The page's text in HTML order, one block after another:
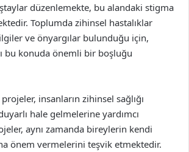
düzenlemekte, bu alandaki stigma
Toplumda zihinsel hastalıklar
ve önyargılar bulunduğu için,
bu konuda önemli bir boşluğu
insanların zihinsel sağlığı
hale gelmelerine yardımcı
aynı zamanda bireylerin kendi
önem vermelerini teşvik etmektedir.